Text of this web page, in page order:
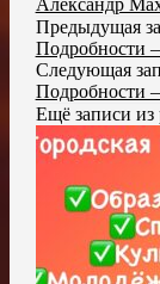
Предыдущая
Подробности
Следующая
Подробности
Ещё записи из